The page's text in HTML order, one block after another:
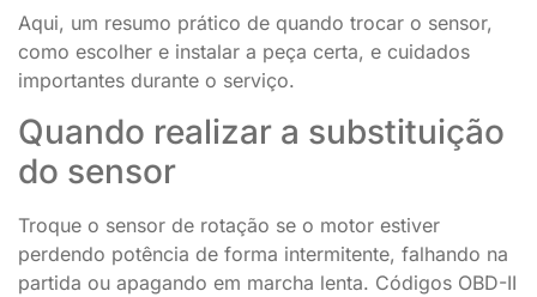
Aqui, um resumo prático de quando trocar o sensor,
como escolher e instalar a peça certa, e cuidados
importantes durante o serviço.
Quando realizar a substituição
do sensor
Troque o sensor de rotação se o motor estiver
perdendo potência de forma intermitente, falhando na
partida ou apagando em marcha lenta. Códigos OBD-II